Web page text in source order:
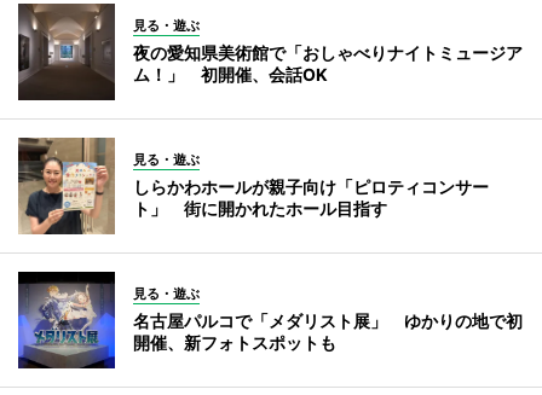
見る・遊ぶ
夜の愛知県美術館で「おしゃべりナイトミュージア
ム！」 初開催、会話OK
見る・遊ぶ
しらかわホールが親子向け「ピロティコンサー
ト」 街に開かれたホール目指す
見る・遊ぶ
名古屋パルコで「メダリスト展」 ゆかりの地で初
開催、新フォトスポットも